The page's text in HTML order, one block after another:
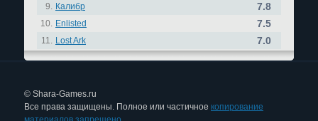
9. Калибр 7.8
10. Enlisted 7.5
11. Lost Ark 7.0
© Shara-Games.ru
Все права защищены. Полное или частичное копирование